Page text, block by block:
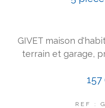
GIVET maison
terrain et garage,
REF :